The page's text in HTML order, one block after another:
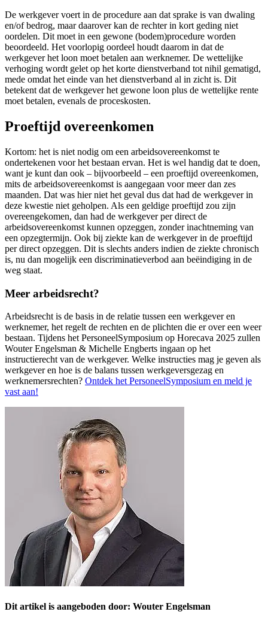
De werkgever voert in de procedure aan dat sprake is van dwaling
en/of bedrog, maar daarover kan de rechter in kort geding niet
oordelen. Dit moet in een gewone (bodem)procedure worden
beoordeeld. Het voorlopig oordeel houdt daarom in dat de
werkgever het loon moet betalen aan werknemer. De wettelijke
verhoging wordt gelet op het korte dienstverband tot nihil gematigd,
mede omdat het einde van het dienstverband al in zicht is. Dit
betekent dat de werkgever het gewone loon plus de wettelijke rente
moet betalen, evenals de proceskosten.
Proeftijd overeenkomen
Kortom: het is niet nodig om een arbeidsovereenkomst te
ondertekenen voor het bestaan ervan. Het is wel handig dat te doen,
want je kunt dan ook – bijvoorbeeld – een proeftijd overeenkomen,
mits de arbeidsovereenkomst is aangegaan voor meer dan zes
maanden. Dat was hier niet het geval dus dat had de werkgever in
deze kwestie niet geholpen. Als een geldige proeftijd zou zijn
overeengekomen, dan had de werkgever per direct de
arbeidsovereenkomst kunnen opzeggen, zonder inachtneming van
een opzegtermijn. Ook bij ziekte kan de werkgever in de proeftijd
per direct opzeggen. Dit is slechts anders indien de ziekte chronisch
is, nu dan mogelijk een discriminatieverbod aan beëindiging in de
weg staat.
Meer arbeidsrecht?
Arbeidsrecht is de basis in de relatie tussen een werkgever en
werknemer, het regelt de rechten en de plichten die er over een weer
bestaan. Tijdens het PersoneelSymposium op Horecava 2025 zullen
Wouter Engelsman & Michelle Engberts ingaan op het
instructierecht van de werkgever. Welke instructies mag je geven als
werkgever en hoe is de balans tussen werkgeversgezag en
werknemersrechten? Ontdek het PersoneelSymposium en meld je
vast aan!
Dit artikel is aangeboden door: Wouter Engelsman